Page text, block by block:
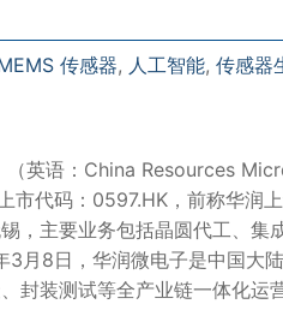
传感器, 人工智能, 传感器
（英语：China Resources
市代码：0597.HK，前称华润
，主要业务包括晶圆代工、集
月8日，华润微电子是中国大
封装测试等全产业链一体化运